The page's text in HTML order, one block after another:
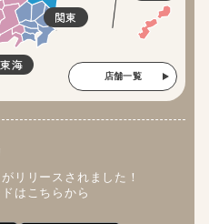
関東
東海
店舗一覧
リリースされました！
はこちらから